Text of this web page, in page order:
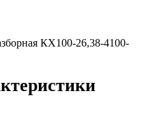
КХ100-26,38-4100-